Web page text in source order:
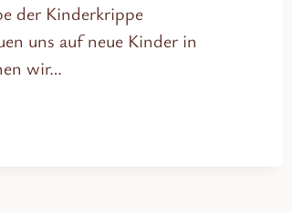
der Kinderkrippe
uns auf neue Kinder in
wir…